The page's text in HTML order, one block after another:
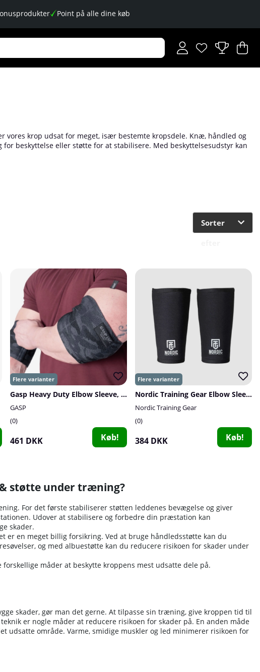
Point på alle dine køb
Ønskeliste
Antal på
.
.
krop udsat for meget, især bestemte kropsdele. Knæ, håndled og
beskyttelse eller støtte for at stabilisere. Med beskyttelsesudstyr kan
og støtte hos os på Tillskottsbolaget!
Sorter
Gasp Heavy Duty Elbow Sleeve, dark camo
GASP
0
461 DKK Køb!
Nordic Training Gear Elbow Sleeves, 5-7 mm
Nordic Training Gear
0
384 DKK Køb!
støtte under træning?
For det første stabiliserer støtten leddenes bevægelse og giver
Udover at stabilisere og forbedre din præstation kan
skader.
er en meget billig forsikring. Ved at bruge håndledsstøtte kan du
og med albuestøtte kan du reducere risikoen for skader under
måder at beskytte kroppens mest udsatte dele på.
skader, gør man det gerne. At tilpasse sin træning, give kroppen tid til
er nogle måder at reducere risikoen for skader på. En anden måde
udsatte område. Varme, smidige muskler og led minimerer risikoen for